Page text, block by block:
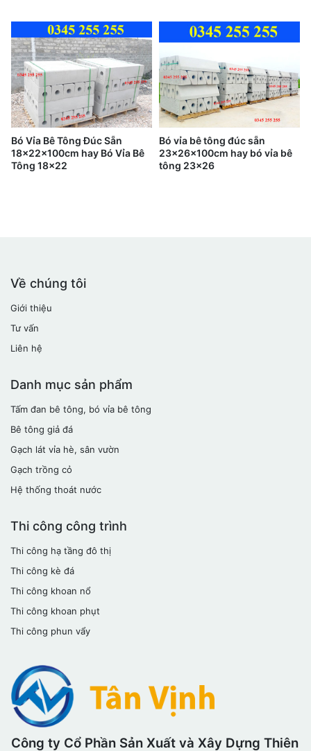
Bó Vỉa Bê Tông Đúc Sẵn
18x22x100cm hay Bó Vỉa Bê
Tông 18x22
Bó vỉa bê tông đúc sẵn
23x26x100cm hay bó vỉa bê
tông 23x26
Về chúng tôi
Giới thiệu
Tư vấn
Liên hệ
Danh mục sản phẩm
Tấm đan bê tông, bó vỉa bê tông
Bê tông giả đá
Gạch lát vỉa hè, sân vườn
Gạch trồng cỏ
Hệ thống thoát nước
Thi công công trình
Thi công hạ tầng đô thị
Thi công kè đá
Thi công khoan nổ
Thi công khoan phụt
Thi công phun vẩy
Công ty Cổ Phần Sản Xuất và Xây Dựng Thiên